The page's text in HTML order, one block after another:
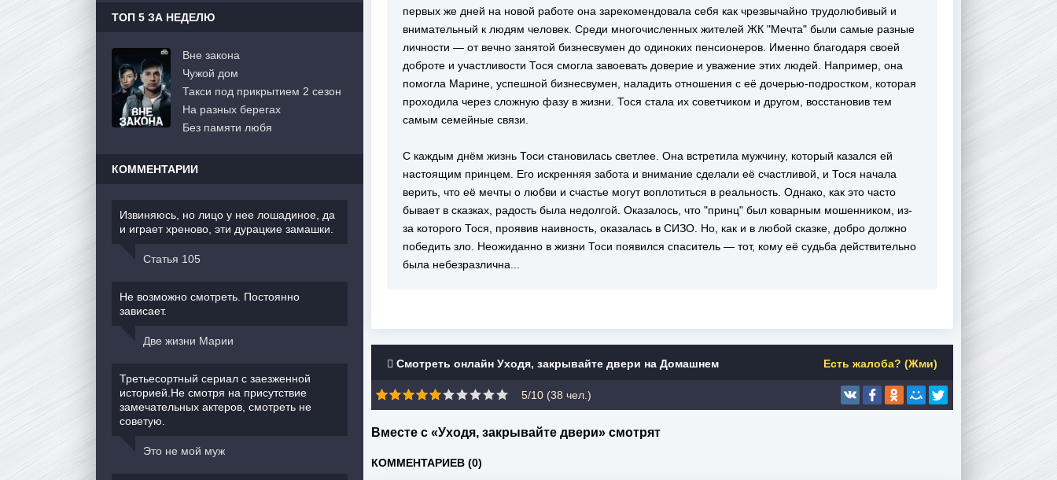
первых же дней на новой работе она зарекомендовала себя как чрезвычайно трудолюбивый и
внимательный к людям человек. Среди многочисленных жителей ЖК "Мечта" были самые разные
личности — от вечно занятой бизнесвумен до одиноких пенсионеров. Именно благодаря своей
доброте и участливости Тося смогла завоевать доверие и уважение этих людей. Например, она
помогла Марине, успешной бизнесвумен, наладить отношения с её дочерью-подростком, которая
проходила через сложную фазу в жизни. Тося стала их советчиком и другом, восстановив тем
самым семейные связи.
С каждым днём жизнь Тоси становилась светлее. Она встретила мужчину, который казался ей
настоящим принцем. Его искренняя забота и внимание сделали её счастливой, и Тося начала
верить, что её мечты о любви и счастье могут воплотиться в реальность. Однако, как это часто
бывает в сказках, радость была недолгой. Оказалось, что "принц" был коварным мошенником, из-
за которого Тося, проявив наивность, оказалась в СИЗО. Но, как и в любой сказке, добро должно
победить зло. Неожиданно в жизни Тоси появился спаситель — тот, кому её судьба действительно
была небезразлична...
Смотреть онлайн Уходя, закрывайте двери на Домашнем Есть жалоба? (Жми)
5/10 (38 чел.)
Вместе с «Уходя, закрывайте двери» смотрят
КОММЕНТАРИЕВ (0)
ТОП 5 ЗА НЕДЕЛЮ
Вне закона
Чужой дом
Такси под прикрытием 2 сезон
На разных берегах
Без памяти любя
КОММЕНТАРИИ
Извиняюсь, но лицо у нее лошадиное, да
и играет хреново, эти дурацкие замашки.
Статья 105
Не возможно смотреть. Постоянно
зависает.
Две жизни Марии
Третьесортный сериал с заезженной
историей.Не смотря на присутствие
замечательных актеров, смотреть не
советую.
Это не мой муж